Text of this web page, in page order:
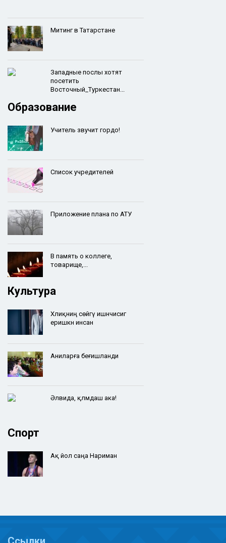
Митинг в Татарстане
Западные послы хотят
посетить
Восточный_Туркестан...
Образование
Учитель звучит гордо!
Список учредителей
Приложение плана по АТУ
В память о коллеге,
товарище,...
Культура
Хәлиқниң сөйгү ишәнчисигә
еришкән инсан
Аниларға беғишланди
Әлвида, қәләмдаш ака!
Спорт
Ақ йол саңа Нариман